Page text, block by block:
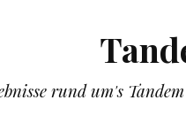
rund um's